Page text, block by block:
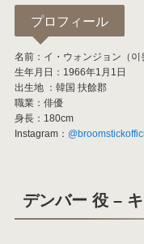
プロフィール
名前：イ・ウォンジョン（이
生年月日：1966年1月1日
出生地 ：韓国 扶餘郡
職業：俳優
身長：180cm
Instagram：
デンバー 役 –